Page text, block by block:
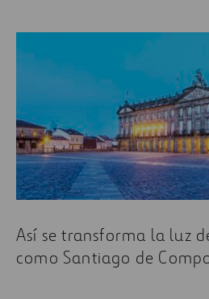
Así se transforma la luz
como Santiago de